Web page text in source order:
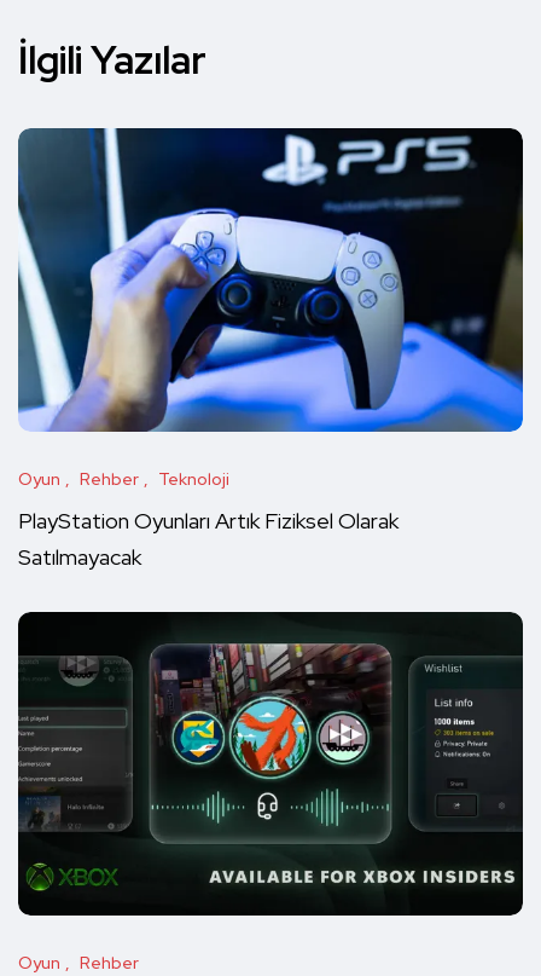
İlgili Yazılar
Oyun Rehber Teknoloji
PlayStation Oyunları Artık Fiziksel Olarak
Satılmayacak
Oyun Rehber